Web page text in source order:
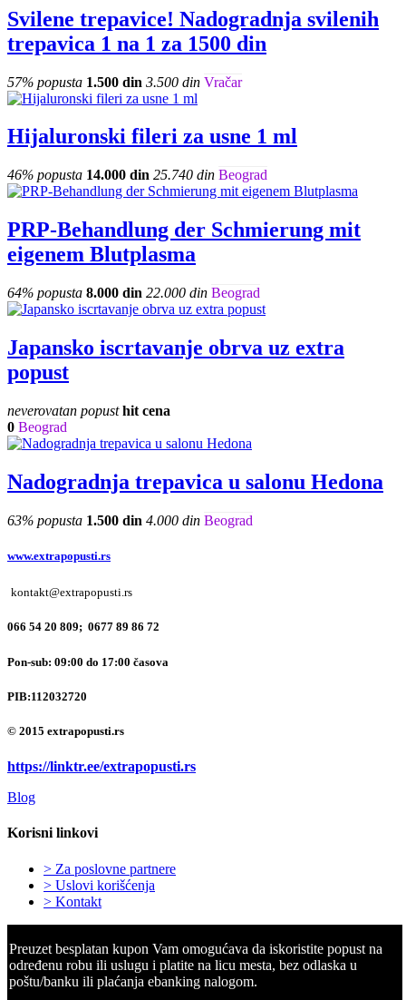
Svilene trepavice! Nadogradnja svilenih
trepavica 1 na 1 za 1500 din
57% popusta 1.500 din 3.500 din Vračar
Hijaluronski fileri za usne 1 ml
46% popusta 14.000 din 25.740 din Beograd
PRP-Behandlung der Schmierung mit
eigenem Blutplasma
64% popusta 8.000 din 22.000 din Beograd
Japansko iscrtavanje obrva uz extra
popust
neverovatan popust hit cena
0 Beograd
Nadogradnja trepavica u salonu Hedona
63% popusta 1.500 din 4.000 din Beograd
www.extrapopusti.rs
kontakt@extrapopusti.rs
066 54 20 809; 0677 89 86 72
Pon-sub: 09:00 do 17:00 časova
PIB:112032720
© 2015 extrapopusti.rs
https://linktr.ee/extrapopusti.rs
Blog
Korisni linkovi
> Za poslovne partnere
> Uslovi korišćenja
> Kontakt
Preuzet besplatan kupon Vam omogućava da iskoristite popust na
određenu robu ili uslugu i platite na licu mesta, bez odlaska u
poštu/banku ili plaćanja ebanking nalogom.